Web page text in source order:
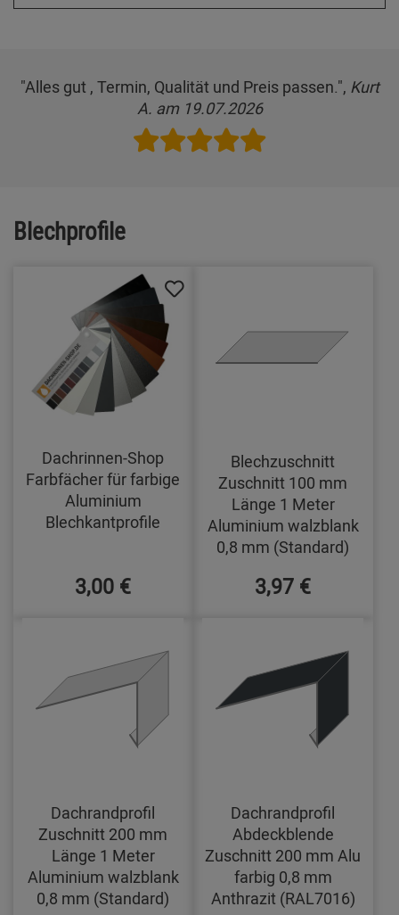
"Alles gut , Termin, Qualität und Preis passen.", Kurt
A. am 19.07.2026
Blechprofile
Dachrinnen-Shop
Farbfächer für farbige
Aluminium
Blechkantprofile
3,00 €
Blechzuschnitt
Zuschnitt 100 mm
Länge 1 Meter
Aluminium walzblank
0,8 mm (Standard)
3,97 €
Dachrandprofil
Zuschnitt 200 mm
Länge 1 Meter
Aluminium walzblank
0,8 mm (Standard)
Dachrandprofil
Abdeckblende
Zuschnitt 200 mm Alu
farbig 0,8 mm
Anthrazit (RAL7016)